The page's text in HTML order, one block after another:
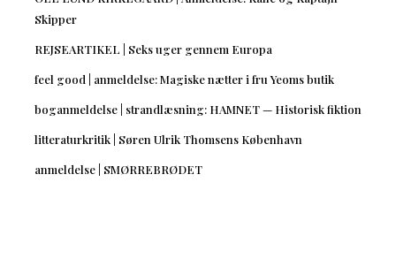
Skipper
REJSEARTIKEL | Seks uger gennem Europa
feel good | anmeldelse: Magiske nætter i fru Yeoms butik
boganmeldelse | strandlæsning: HAMNET — Historisk fiktion
litteraturkritik | Søren Ulrik Thomsens København
anmeldelse | SMØRREBRØDET